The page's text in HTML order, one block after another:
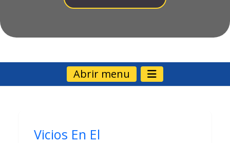
Abrir menu
Vicios En El